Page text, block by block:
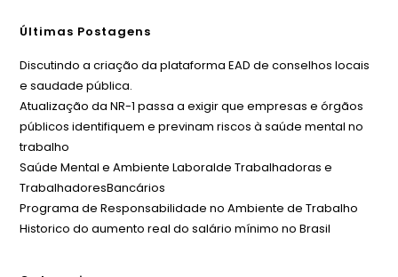
Últimas Postagens
Discutindo a criação da plataforma EAD de conselhos locais
e saudade pública.
Atualização da NR-1 passa a exigir que empresas e órgãos
públicos identifiquem e previnam riscos à saúde mental no
trabalho
Saúde Mental e Ambiente Laboralde Trabalhadoras e
TrabalhadoresBancários
Programa de Responsabilidade no Ambiente de Trabalho
Historico do aumento real do salário mínimo no Brasil